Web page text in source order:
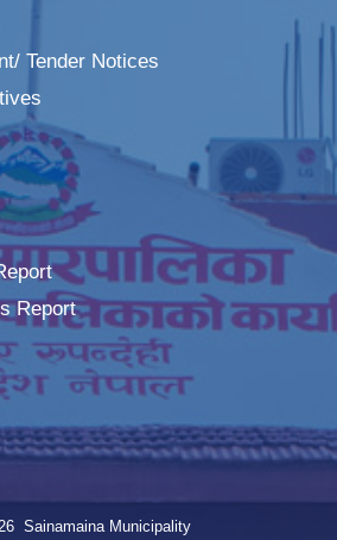
Tender Notices
Report
Sainamaina Municipality